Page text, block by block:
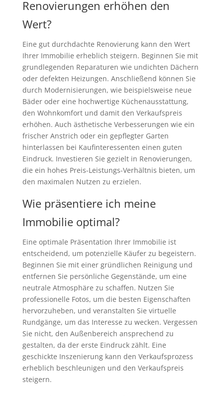
Renovierungen erhöhen den
Wert?
Eine gut durchdachte Renovierung kann den Wert
Ihrer Immobilie erheblich steigern. Beginnen Sie mit
grundlegenden Reparaturen wie undichten Dächern
oder defekten Heizungen. Anschließend können Sie
durch Modernisierungen, wie beispielsweise neue
Bäder oder eine hochwertige Küchenausstattung,
den Wohnkomfort und damit den Verkaufspreis
erhöhen. Auch ästhetische Verbesserungen wie ein
frischer Anstrich oder ein gepflegter Garten
hinterlassen bei Kaufinteressenten einen guten
Eindruck. Investieren Sie gezielt in Renovierungen,
die ein hohes Preis-Leistungs-Verhältnis bieten, um
den maximalen Nutzen zu erzielen.
Wie präsentiere ich meine
Immobilie optimal?
Eine optimale Präsentation Ihrer Immobilie ist
entscheidend, um potenzielle Käufer zu begeistern.
Beginnen Sie mit einer gründlichen Reinigung und
entfernen Sie persönliche Gegenstände, um eine
neutrale Atmosphäre zu schaffen. Nutzen Sie
professionelle Fotos, um die besten Eigenschaften
hervorzuheben, und veranstalten Sie virtuelle
Rundgänge, um das Interesse zu wecken. Vergessen
Sie nicht, den Außenbereich ansprechend zu
gestalten, da der erste Eindruck zählt. Eine
geschickte Inszenierung kann den Verkaufsprozess
erheblich beschleunigen und den Verkaufspreis
steigern.